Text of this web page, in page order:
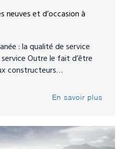
neuves et d’occasion à
: la qualité de service
Outre le fait d’être
constructeurs…
En savoir plus